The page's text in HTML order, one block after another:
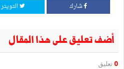
شارك التويتر
أضف تعليق على هذا المقال
0 تعليق